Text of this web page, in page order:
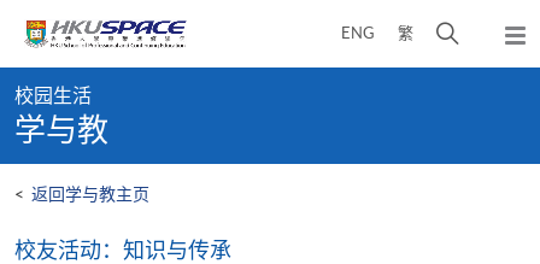
content
ENG 繁
开
弹
出
content
start
校园生活
学与教
< 返回学与教主页
​​校友活动：知识与传承​